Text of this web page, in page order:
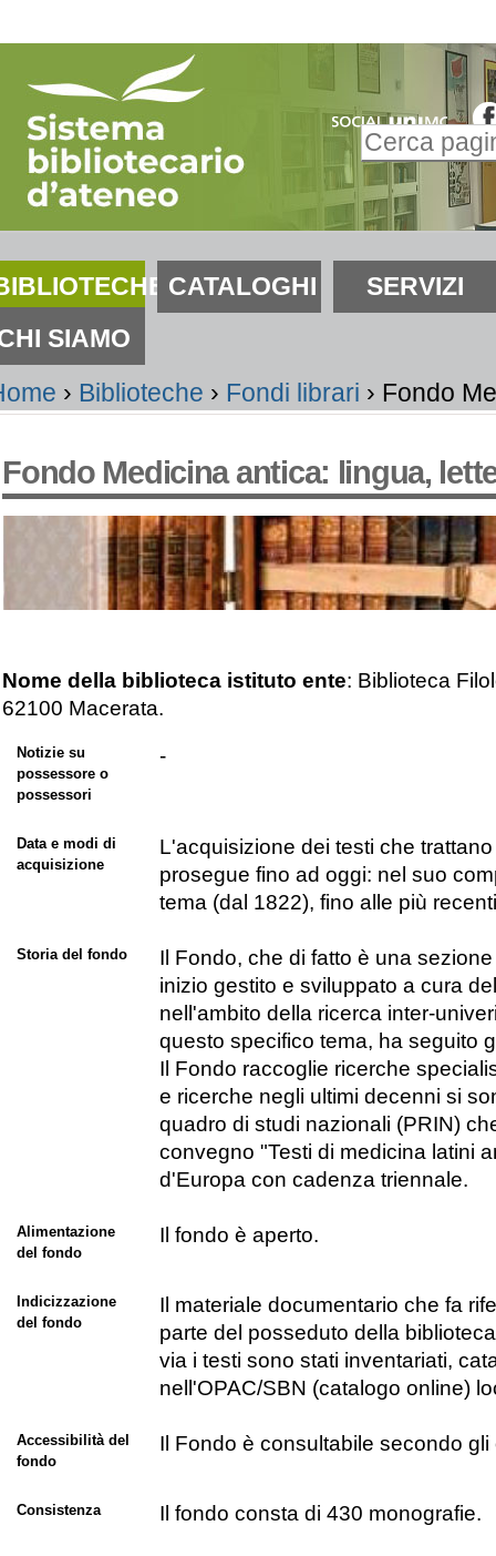
Inserire il
Ricerca
avanzata…
CATALOGHI
SERVIZI
SIAMO
› Biblioteche › Fondi librari › Fondo
Fondo Medicina antica: lingua,
Nome della biblioteca istituto ente: Biblioteca
62100 Macerata.
Notizie su
possessore o
possessori
-
Data e modi di
acquisizione
L'acquisizione dei testi che
prosegue fino ad oggi: nel suo
tema (dal 1822), fino alle più
Storia del fondo
Il Fondo, che di fatto è una
inizio gestito e sviluppato a cura
nell'ambito della ricerca inter-
questo specifico tema, ha seguito
Il Fondo raccoglie ricerche
e ricerche negli ultimi decenni si
quadro di studi nazionali (PRIN)
convegno "Testi di medicina latini
d'Europa con cadenza triennale.
Alimentazione
del fondo
Il fondo è aperto.
Indicizzazione
del fondo
Il materiale documentario che fa
parte del posseduto della
via i testi sono stati inventariati,
nell'OPAC/SBN (catalogo online)
Accessibilità del
fondo
Il Fondo è consultabile secondo
Consistenza Il fondo consta di 430 monografie.